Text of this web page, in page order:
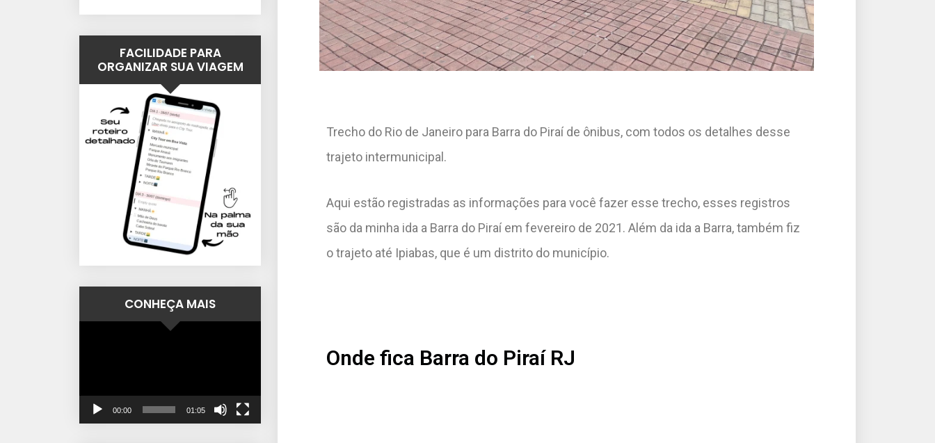
Trecho do Rio de Janeiro para Barra do Piraí de ônibus, com todos os detalhes desse
trajeto intermunicipal.
Aqui estão registradas as informações para você fazer esse trecho, esses registros
são da minha ida a Barra do Piraí em fevereiro de 2021. Além da ida a Barra, também fiz
o trajeto até Ipiabas, que é um distrito do município.
Onde fica Barra do Piraí RJ
FACILIDADE PARA
ORGANIZAR SUA VIAGEM
CONHEÇA MAIS
00:00 01:05